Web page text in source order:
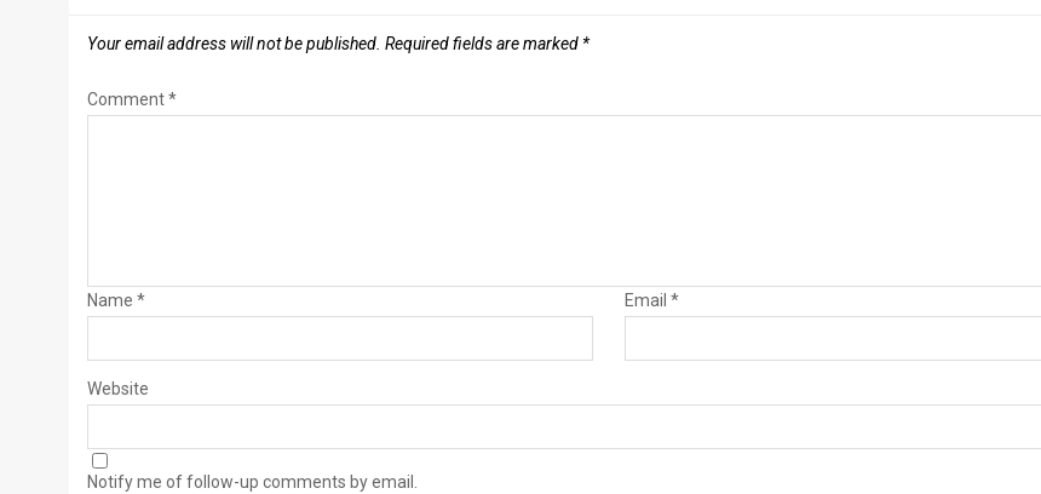
Your email address will not be published. Required fields are marked *
Comment*
Name * Email*
Website
Notify me of follow-up comments by email.